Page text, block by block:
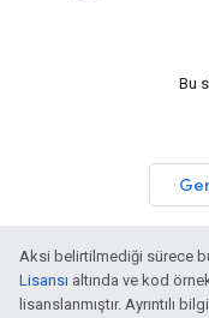
Bu
Aksi belirtilmediği sürece
Lisansı altında ve kod
lisanslanmıştır. Ayrıntılı